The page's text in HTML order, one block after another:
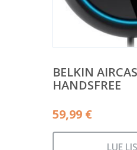
BELKIN
HANDSFREE
59,99 €
LUE